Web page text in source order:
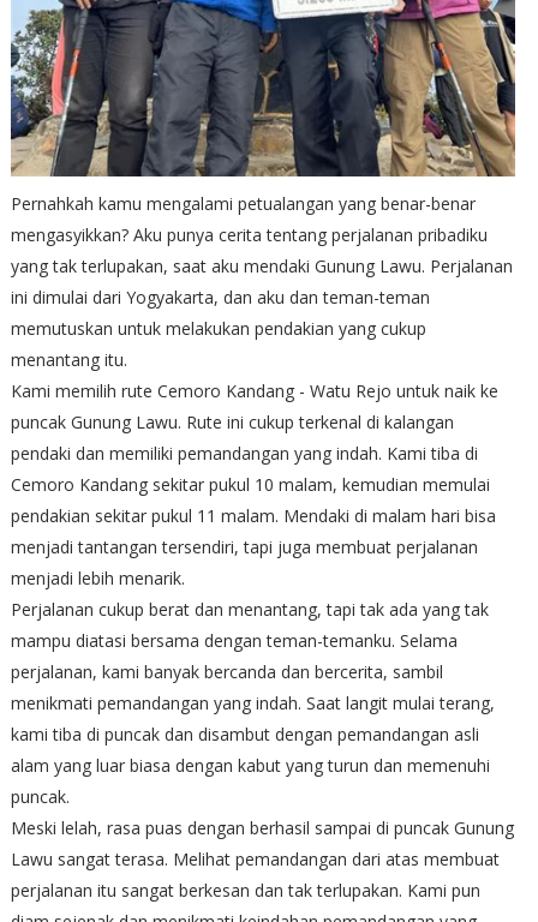
Pernahkah kamu mengalami petualangan yang benar-benar
mengasyikkan? Aku punya cerita tentang perjalanan pribadiku
yang tak terlupakan, saat aku mendaki Gunung Lawu. Perjalanan
ini dimulai dari Yogyakarta, dan aku dan teman-teman
memutuskan untuk melakukan pendakian yang cukup
menantang itu.
Kami memilih rute Cemoro Kandang - Watu Rejo untuk naik ke
puncak Gunung Lawu. Rute ini cukup terkenal di kalangan
pendaki dan memiliki pemandangan yang indah. Kami tiba di
Cemoro Kandang sekitar pukul 10 malam, kemudian memulai
pendakian sekitar pukul 11 malam. Mendaki di malam hari bisa
menjadi tantangan tersendiri, tapi juga membuat perjalanan
menjadi lebih menarik.
Perjalanan cukup berat dan menantang, tapi tak ada yang tak
mampu diatasi bersama dengan teman-temanku. Selama
perjalanan, kami banyak bercanda dan bercerita, sambil
menikmati pemandangan yang indah. Saat langit mulai terang,
kami tiba di puncak dan disambut dengan pemandangan asli
alam yang luar biasa dengan kabut yang turun dan memenuhi
puncak.
Meski lelah, rasa puas dengan berhasil sampai di puncak Gunung
Lawu sangat terasa. Melihat pemandangan dari atas membuat
perjalanan itu sangat berkesan dan tak terlupakan. Kami pun